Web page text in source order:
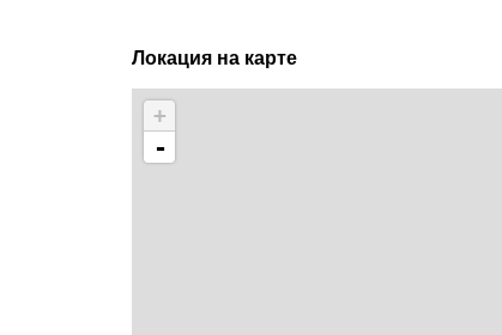
Локация на карте
+
-